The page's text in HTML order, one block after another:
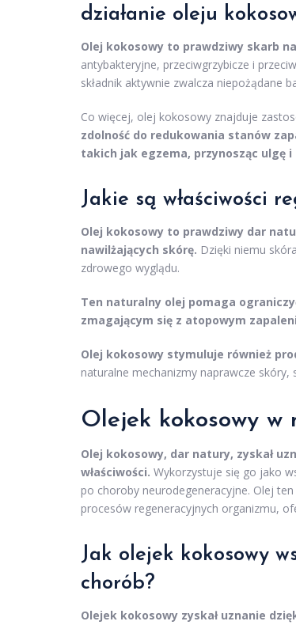
działanie oleju
Olej kokosowy to prawdziwy skarb
antybakteryjne, przeciwgrzybicze i
składnik aktywnie zwalcza niepożądane
Co więcej, olej kokosowy znajduje
zdolność do redukowania stanów
takich jak egzema, przynosząc ulgę i
Jakie są właściwości
Olej kokosowy to prawdziwy dar
nawilżających skórę. Dzięki niemu
zdrowego wyglądu.
Ten naturalny olej pomaga
zmagającym się z atopowym
Olej kokosowy stymuluje również
naturalne mechanizmy naprawcze
Olejek kokosowy
Olej kokosowy, dar natury, zyskał
właściwości. Wykorzystuje się go jako
po choroby neurodegeneracyjne. Olej
procesów regeneracyjnych organizmu,
Jak olejek kokosowy
chorób?
Olejek kokosowy zyskał uznanie